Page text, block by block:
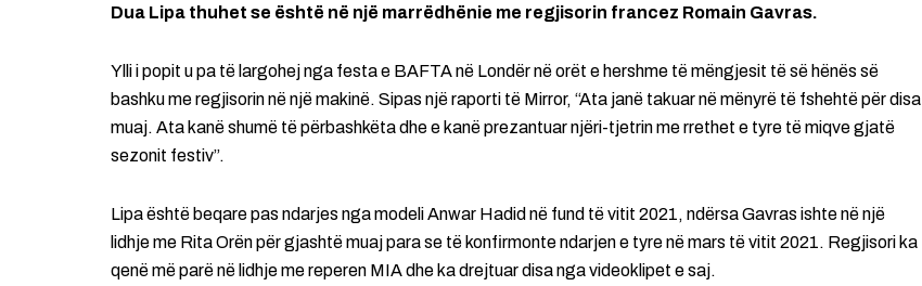
Dua Lipa thuhet se është në një marrëdhënie me regjisorin francez Romain Gavras.
Ylli i popit u pa të largohej nga festa e BAFTA në Londër në orët e hershme të mëngjesit të së hënës së
bashku me regjisorin në një makinë. Sipas një raporti të Mirror, “Ata janë takuar në mënyrë të fshehtë për disa
muaj. Ata kanë shumë të përbashkëta dhe e kanë prezantuar njëri-tjetrin me rrethet e tyre të miqve gjatë
sezonit festiv”.
Lipa është beqare pas ndarjes nga modeli Anwar Hadid në fund të vitit 2021, ndërsa Gavras ishte në një
lidhje me Rita Orën për gjashtë muaj para se të konfirmonte ndarjen e tyre në mars të vitit 2021. Regjisori ka
qenë më parë në lidhje me reperen MIA dhe ka drejtuar disa nga videoklipet e saj.